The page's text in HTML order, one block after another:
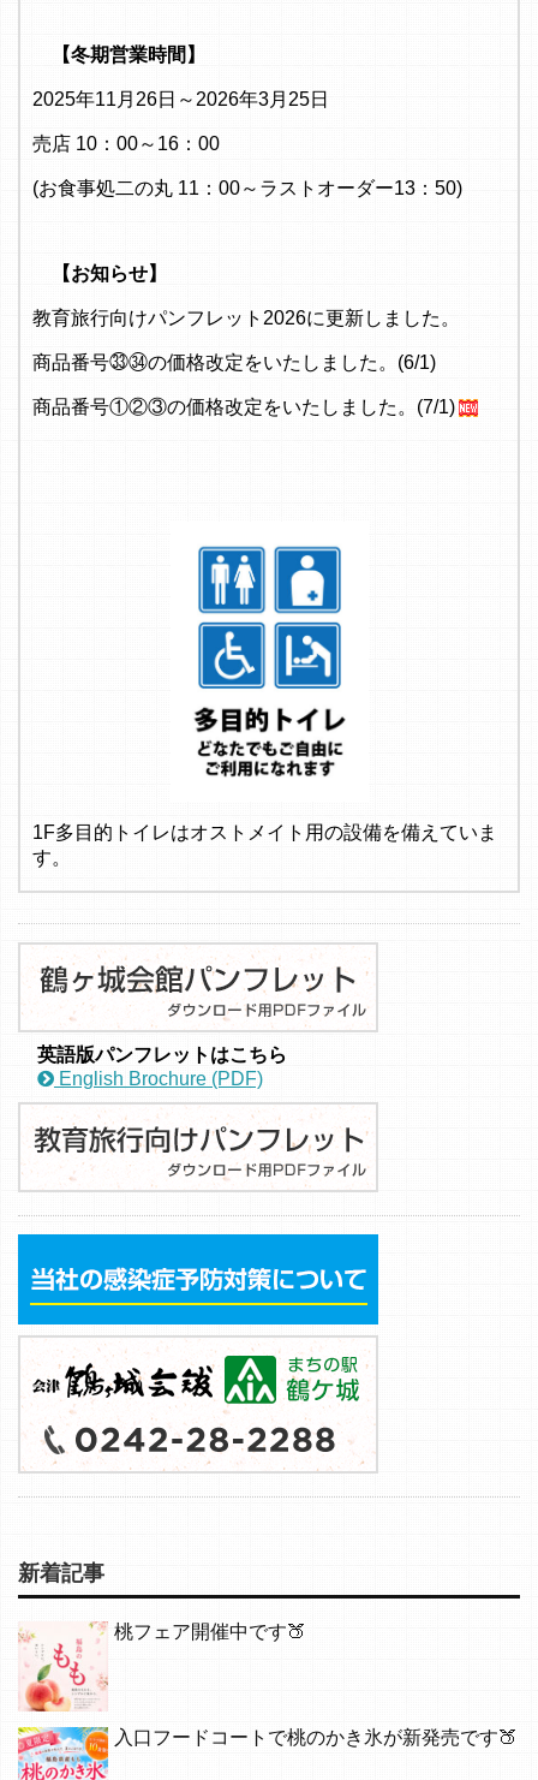
【冬期営業時間】
2025年11月26日～2026年3月25日
売店 10：00～16：00
(お食事処二の丸 11：00～ラストオーダー13：50)
【お知らせ】
教育旅行向けパンフレット2026に更新しました。
商品番号㉝㉞の価格改定をいたしました。(6/1)
商品番号①②③の価格改定をいたしました。(7/1)
1F多目的トイレはオストメイト用の設備を備えていま
す。
英語版パンフレットはこちら
English Brochure (PDF)
新着記事
桃フェア開催中です🍑
入口フードコートで桃のかき氷が新発売です🍑